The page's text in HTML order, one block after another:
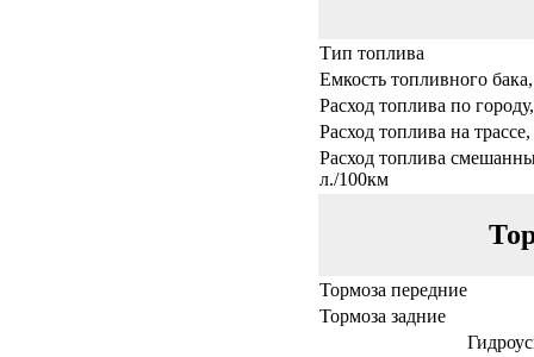
Тип топлива
Емкость топливного
Расход топлива по
Расход топлива на
Расход топлива
л./100км
Тормоза передние
Тормоза задние